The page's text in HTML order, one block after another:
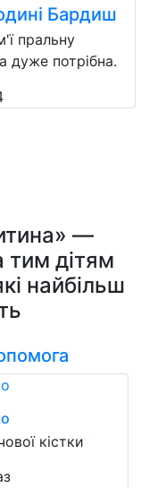
Бардиш
пральну
дуже потрібна.
—
тим дітям
найбільш
кістки